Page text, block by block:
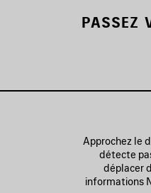
PASSEZ
Approchez le
détecte
déplacer
informations